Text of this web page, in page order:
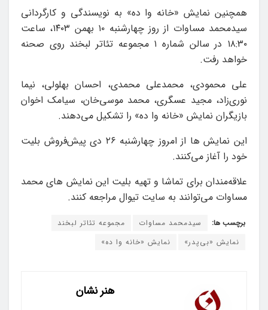
همچنین نمایش «خانه‌ وا ده» به نویسندگی و کارگردانی
سیدمحمد مساوات از روز چهارشنبه ۱۰ بهمن ۱۴۰۳، ساعت
۱۸:۳۰ در سالن شماره ۱ مجموعه تئاتر لبخند روی صحنه
خواهد رفت.
علی محمودی، محمدعلی ‌محمدی، احسان بهلولی، نیما
نوری‌زاد، مجید عسگری، محمد موسی‌خان، سیامک ‌اخوان
بازیگران نمایش «خانه‌ وا ده» را تشکیل می‌دهند.
این نمایش ها از امروز چهارشنبه ۲۶ دی پیش‌فروش بلیت
خود را آغاز می‌کنند.
علاقه‌مندان برای تماشا و تهیه بلیت این نمایش های محمد
مساوات می‌توانند به سایت تیوال مراجعه کنند.
برچسب ها: سیدمحمد مساوات
مجموعه تئاتر لبخند
نمایش «بی‌پدر»
نمایش «خانه‌ وا ده»
هنر نشان